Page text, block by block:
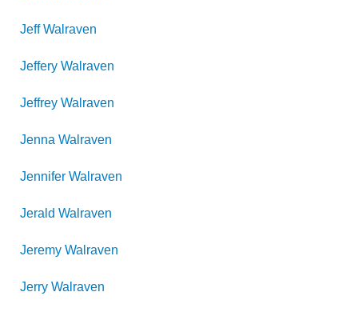
Jeff Walraven
Jeffery Walraven
Jeffrey Walraven
Jenna Walraven
Jennifer Walraven
Jerald Walraven
Jeremy Walraven
Jerry Walraven